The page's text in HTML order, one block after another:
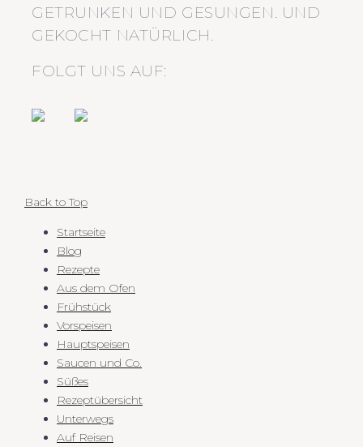
GETRUNKEN UND GESUNGEN. UND
GEKOCHT NATÜRLICH.
FOLGT UNS AUF:
Back to Top
Startseite
Blog
Rezepte
Aus dem Ofen
Frühstück
Vorspeisen
Hauptspeisen
Saucen und Co.
Süßes
Rezeptübersicht
Unterwegs
Auf Reisen